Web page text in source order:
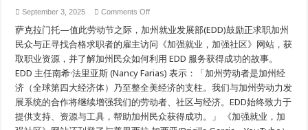
Tin
Sự
Giúp
và
Thành
Tựu
September 3, 2025 Comments Offon
祝
加
州
劳
动
节
—
EDD
重
点
萨克拉门托—值此劳动节之际，加州就业发展部(EDD)鼓励正求职加州
民众与正寻找合格求职者的雇主访问《加强就业，加强社区》网站，获
取职业资源，并了解加州民众如何利用 EDD 服务获得成功的故事。
EDD 主任南希·法里亚斯 (Nancy Farias) 表示：「加州劳动者是加州经
济（全球第四大经济体）乃至整全美经济的支柱。我们与加州劳动力发
展系统的合作将继续增强我们的劳动者、社区与经济。EDD始终致力于
提供支持、资源与工具，帮助加州民众获得成功。」 《加强就业，加